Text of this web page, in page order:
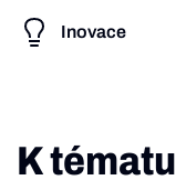
Inovace
K tématu